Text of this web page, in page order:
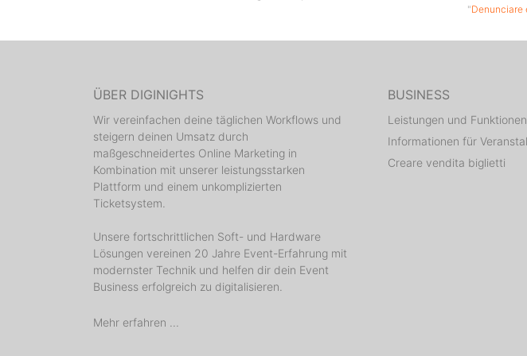
"Denunciare
ÜBER DIGINIGHTS
Wir vereinfachen deine täglichen Workflows und
steigern deinen Umsatz durch
maßgeschneidertes Online Marketing in
Kombination mit unserer leistungsstarken
Plattform und einem unkomplizierten
Ticketsystem.
Unsere fortschrittlichen Soft- und Hardware
Lösungen vereinen 20 Jahre Event-Erfahrung mit
modernster Technik und helfen dir dein Event
Business erfolgreich zu digitalisieren.
Mehr erfahren ...
BUSINESS
Leistungen und Funktionen
Informationen für
Creare vendita biglietti